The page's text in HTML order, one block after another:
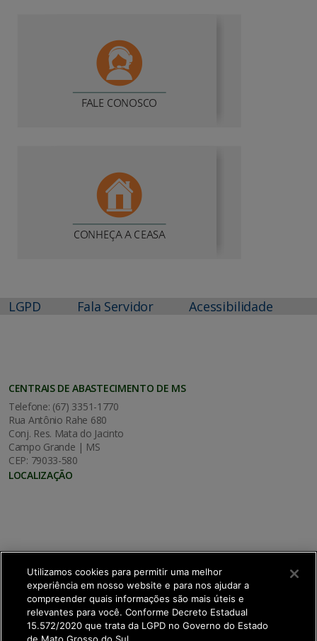
LGPD Fala Servidor Acessibilidade
CENTRAIS DE ABASTECIMENTO DE MS
Telefone: (67) 3351-1770
Rua Antônio Rahe 680
Conj. Res. Mata do Jacinto
Campo Grande | MS
CEP: 79033-580
LOCALIZAÇÃO
Utilizamos cookies para permitir uma melhor
experiência em nosso website e para nos ajudar a
compreender quais informações são mais úteis e
relevantes para você. Conforme Decreto Estadual
15.572/2020 que trata da LGPD no Governo do Estado